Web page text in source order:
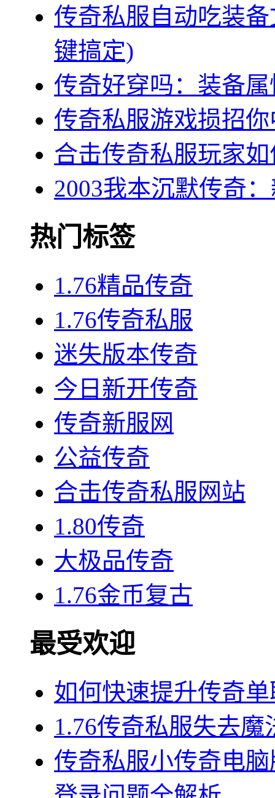
传奇私服自动吃装
键搞定)
传奇好穿吗：装备
传奇私服游戏损招
合击传奇私服玩家
2003我本沉默传奇
热门标签
1.76精品传奇
1.76传奇私服
迷失版本传奇
今日新开传奇
传奇新服网
公益传奇
合击传奇私服网站
1.80传奇
大极品传奇
1.76金币复古
最受欢迎
如何快速提升传奇
1.76传奇私服失去
传奇私服小传奇电